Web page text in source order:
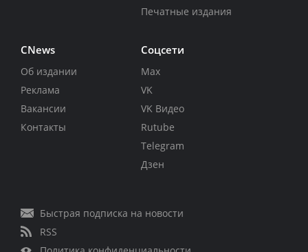
Печатные издания
CNews
Об издании
Реклама
Вакансии
Контакты
Соцсети
Max
VK
VK Видео
Rutube
Telegram
Дзен
Быстрая подписка на новости
RSS